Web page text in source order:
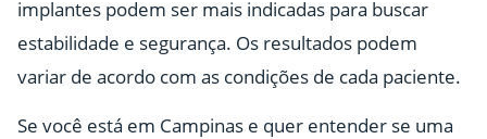
implantes podem ser mais indicadas para buscar
estabilidade e segurança. Os resultados podem
variar de acordo com as condições de cada paciente.
Se você está em Campinas e quer entender se uma